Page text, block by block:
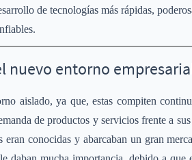
de tecnologías más rápidas,
nuevo entorno
aislado, ya que, estas compiten
de productos y servicios frente a
eran conocidas y abarcaban un gran